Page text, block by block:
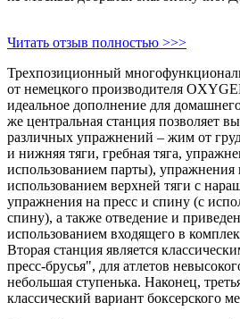
Читать отзыв полностью >>>
Трехпозиционный
от немецкого производителя
идеальное дополнение для
же центральная станция позволяет
различных упражнений – жим от
и нижняя тяги, гребная тяга,
использованием парты), упражнения
использованием верхней тяги с
упражнения на пресс и спину (с
спину), а также отведение и
использованием входящего в
Вторая станция является
пресс-брусья", для атлетов
небольшая ступенька. Наконец,
классический вариант боксерского